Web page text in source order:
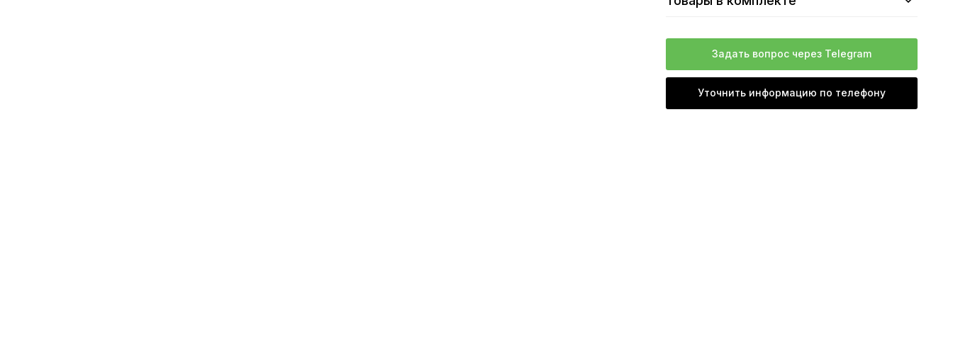
Задать вопрос через Telegram
Уточнить информацию по телефону